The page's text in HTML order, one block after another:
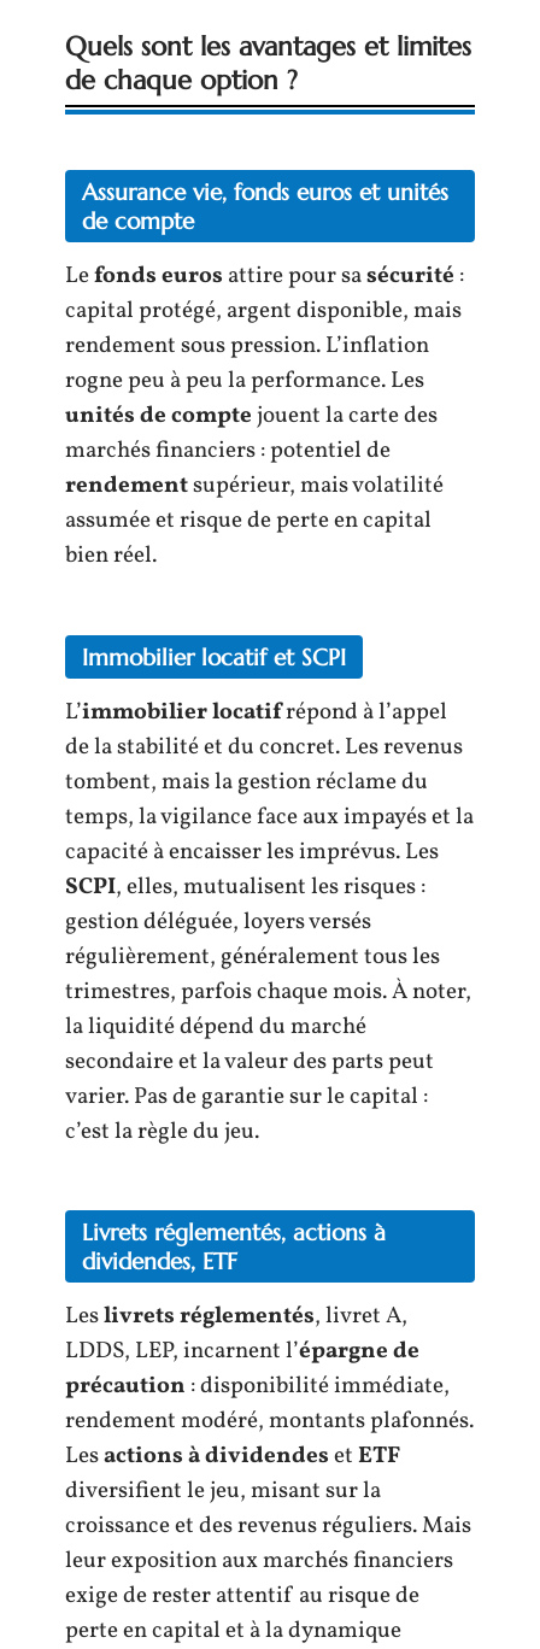
Quels sont les avantages et limites
de chaque option ?
Assurance vie, fonds euros et unités
de compte
Lefonds euros attire pour sasécurité :
capital protégé, argent disponible, mais
rendement sous pression. L’inflation
rogne peu à peu la performance. Les
unités de comptejouent la carte des
marchés financiers : potentiel de
rendementsupérieur, mais volatilité
assumée et risque de perte en capital
bien réel.
Immobilier locatif et SCPI
L’immobilier locatifrépond à l’appel
de la stabilité et du concret. Les revenus
tombent, mais la gestion réclame du
temps, la vigilance face aux impayés et la
capacité à encaisser les imprévus. Les
SCPI, elles, mutualisent les risques :
gestion déléguée, loyers versés
régulièrement, généralement tous les
trimestres, parfois chaque mois. À noter,
la liquidité dépend du marché
secondaire et la valeur des parts peut
varier. Pas de garantie sur le capital :
c’est la règle du jeu.
Livrets réglementés, actions à
dividendes, ETF
Leslivrets réglementés, livret A,
LDDS, LEP, incarnent l’épargne de
précaution : disponibilité immédiate,
rendement modéré, montants plafonnés.
Lesactions à dividendesetETF
diversifient le jeu, misant sur la
croissance et des revenus réguliers. Mais
leur exposition aux marchés financiers
exige de rester attentif au risque de
perte en capital et à la dynamique